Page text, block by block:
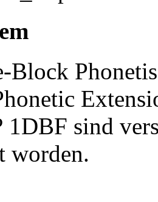
Block
1DBF sind
worden.